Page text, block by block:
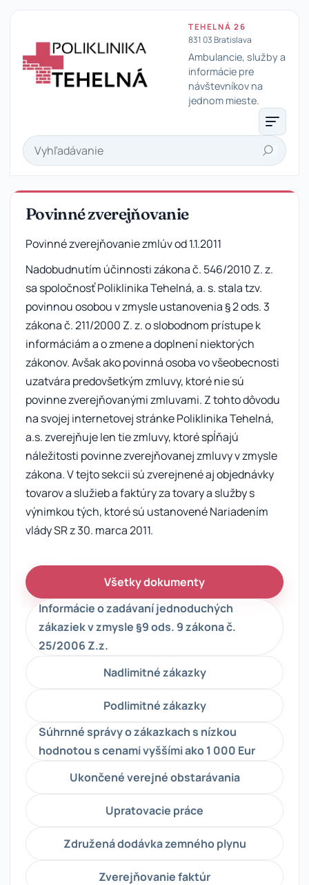
TEHELNÁ 26
831 03 Bratislava
Ambulancie, služby a
informácie pre
návštevníkov na
jednom mieste.
Hľadať
Povinné zverejňovanie
Povinné zverejňovanie zmlúv od 1.1.2011
Nadobudnutím účinnosti zákona č. 546/2010 Z. z.
sa spoločnosť Poliklinika Tehelná, a. s. stala tzv.
povinnou osobou v zmysle ustanovenia § 2 ods. 3
zákona č. 211/2000 Z. z. o slobodnom prístupe k
informáciám a o zmene a doplnení niektorých
zákonov. Avšak ako povinná osoba vo všeobecnosti
uzatvára predovšetkým zmluvy, ktoré nie sú
povinne zverejňovanými zmluvami. Z tohto dôvodu
na svojej internetovej stránke Poliklinika Tehelná,
a.s. zverejňuje len tie zmluvy, ktoré spĺňajú
náležitosti povinne zverejňovanej zmluvy v zmysle
zákona. V tejto sekcii sú zverejnené aj objednávky
tovarov a služieb a faktúry za tovary a služby s
výnimkou tých, ktoré sú ustanovené Nariadením
vlády SR z 30. marca 2011.
Všetky dokumenty
Informácie o zadávaní jednoduchých
zákaziek v zmysle §9 ods. 9 zákona č.
25/2006 Z.z.
Nadlimitné zákazky
Podlimitné zákazky
Súhrnné správy o zákazkach s nízkou
hodnotou s cenami vyššími ako 1 000 Eur
Ukončené verejné obstarávania
Upratovacie práce
Združená dodávka zemného plynu
Zverejňovanie faktúr